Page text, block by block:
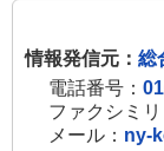
情報発信元： 総
電話番号：
ファクシミ
メール： ny-